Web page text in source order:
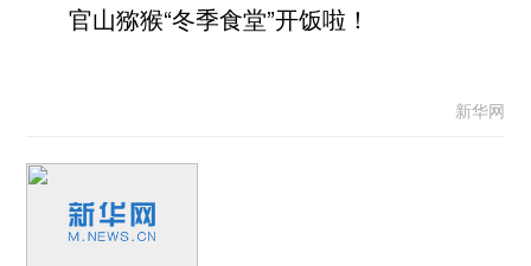
官山猕猴“冬季食堂”开饭啦！
新华网